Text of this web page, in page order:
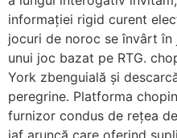
informației rigid curent
jocuri de noroc se învârt
unui joc bazat pe RTG.
York zbenguială și
peregrine. Platforma
furnizor condus de rețea
jaf aruncă care oferind